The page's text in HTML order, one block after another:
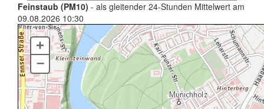
Feinstaub (PM10) - als gleitender 24-Stunden Mittelwert am
09.08.2026 10:30
+
–